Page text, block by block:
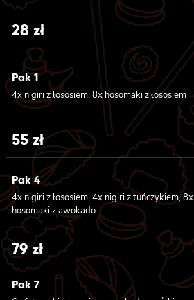
28 zł
Pak 1
4x nigiri z łososiem, 8x hosomaki z łososiem
55 zł
Pak 4
4x nigiri z łososiem, 4x nigiri z tuńczykiem, 8x
hosomaki z awokado
79zł
Pak 7